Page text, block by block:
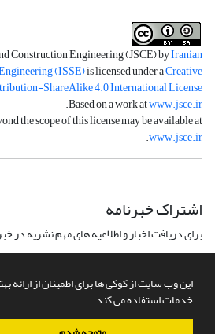
این وب سایت از کوکی ها برای اطمینان از ارائه
خدمات استفاده می کند.
Construction Engineering (JSCE) byIranian
(ISSE)is licensed under aCreative
ShareAlike 4.0 International License
Based on a work atwww.jsce.ir
.
the scope of this license may be available at
www.jsce.ir
.
اشتراک خبرنامه
برای دریافت اخبار و اطلاعیه های مهم نشریه